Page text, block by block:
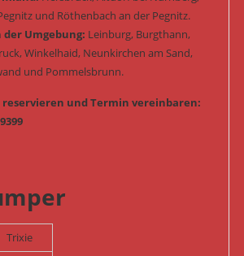
und Röthenbach an der Pegnitz.
der Umgebung: Leinburg, Burgthann,
Winkelhaid, Neunkirchen am Sand,
und Pommelsbrunn.
und Termin vereinbaren:
Trixie